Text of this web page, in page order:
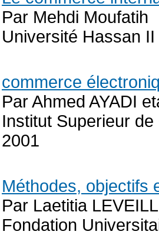
Par Mehdi Moufatih
Université Hassan
commerce
Par Ahmed AYADI
Institut Superieur
2001
Méthodes, objectifs
Par Laetitia
Fondation